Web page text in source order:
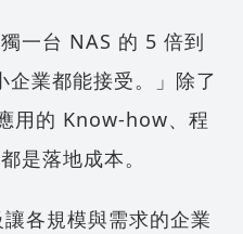
一台 NAS 的 5 倍到
業都能接受。」除了
用的 Know-how、程
是落地成本。
各規模與需求的企業